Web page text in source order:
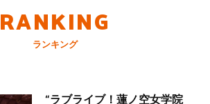
RANKING
ランキング
“ラブライブ！蓮ノ空女学院